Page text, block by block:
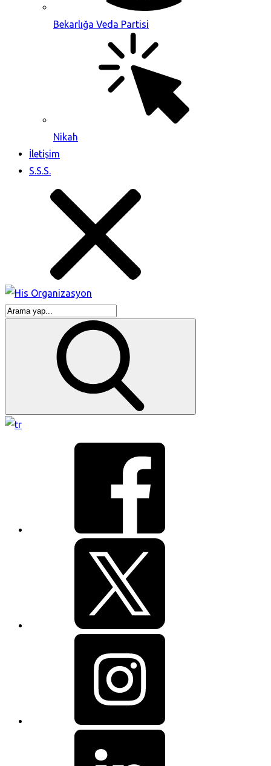
Bekarlığa Veda Partisi
Nikah
İletişim
S.S.S.